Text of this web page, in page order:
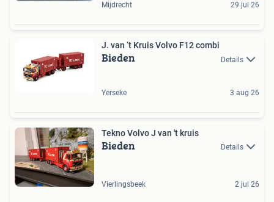
Mijdrecht 29 jul 26
J. van ‘t Kruis Volvo F12 combi
Bieden Details
Yerseke 3 aug 26
Tekno Volvo J van 't kruis
Bieden Details
Vierlingsbeek 2 jul 26